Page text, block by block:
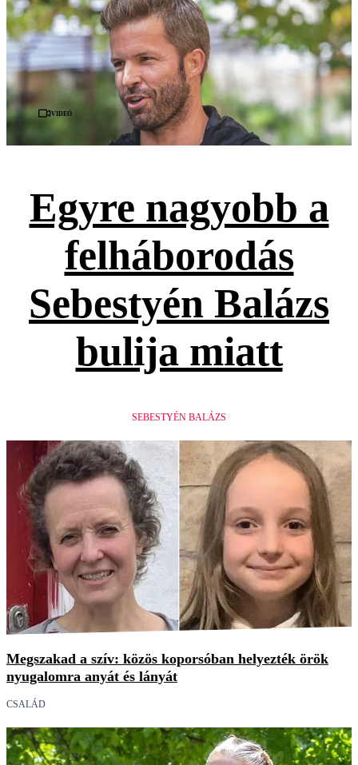
Videó
Egyre nagyobb a
felháborodás
Sebestyén Balázs
bulija miatt
SEBESTYÉN BALÁZS
Megszakad a szív: közös koporsóban helyezték örök
nyugalomra anyát és lányát
CSALÁD